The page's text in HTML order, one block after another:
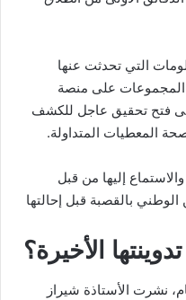
التي تحدثت عنها
المجموعات على منصة
فتح تحقيق عاجل للكشف
المعطيات المتداولة.
إليها من قبل
الوطني بالقصبة قبل إحالتها
الأخيرة؟
نشرت الأستاذة شيراز